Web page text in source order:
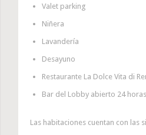
Valet parking
Niñera
Lavandería
Desayuno
Restaurante La Dolce Vita di
Bar del Lobby abierto 24 horas
Las habitaciones cuentan con las